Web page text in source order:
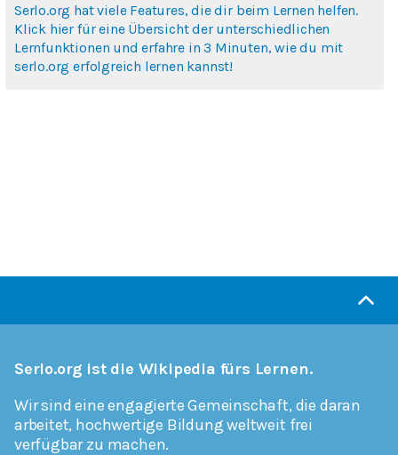
Serlo.org hat viele Features, die dir beim Lernen helfen.
Klick hier für eine Übersicht der unterschiedlichen
Lernfunktionen und erfahre in 3 Minuten, wie du mit
serlo.org erfolgreich lernen kannst!
Serlo.org ist die Wikipedia fürs Lernen.
Wir sind eine engagierte Gemeinschaft, die daran
arbeitet, hochwertige Bildung weltweit frei
verfügbar zu machen.